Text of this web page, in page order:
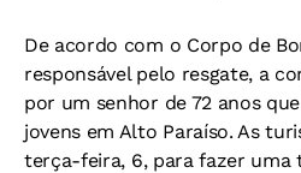
De acordo com o Corpo de
responsável pelo resgate, a
por um senhor de 72 anos
jovens em Alto Paraíso. As
terça-feira, 6, para fazer uma